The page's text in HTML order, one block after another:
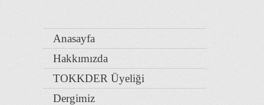
Anasayfa
Hakkımızda
TOKKDER Üyeliği
Dergimiz